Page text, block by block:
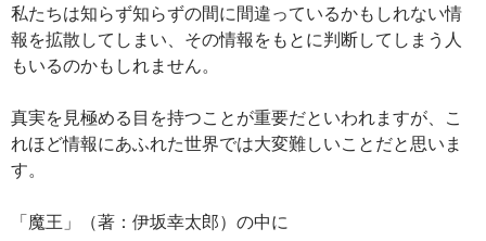
私たちは知らず知らずの間に間違っているかもしれない情
報を拡散してしまい、その情報をもとに判断してしまう人
もいるのかもしれません。
真実を見極める目を持つことが重要だといわれますが、こ
れほど情報にあふれた世界では大変難しいことだと思いま
す。
「魔王」（著：伊坂幸太郎）の中に